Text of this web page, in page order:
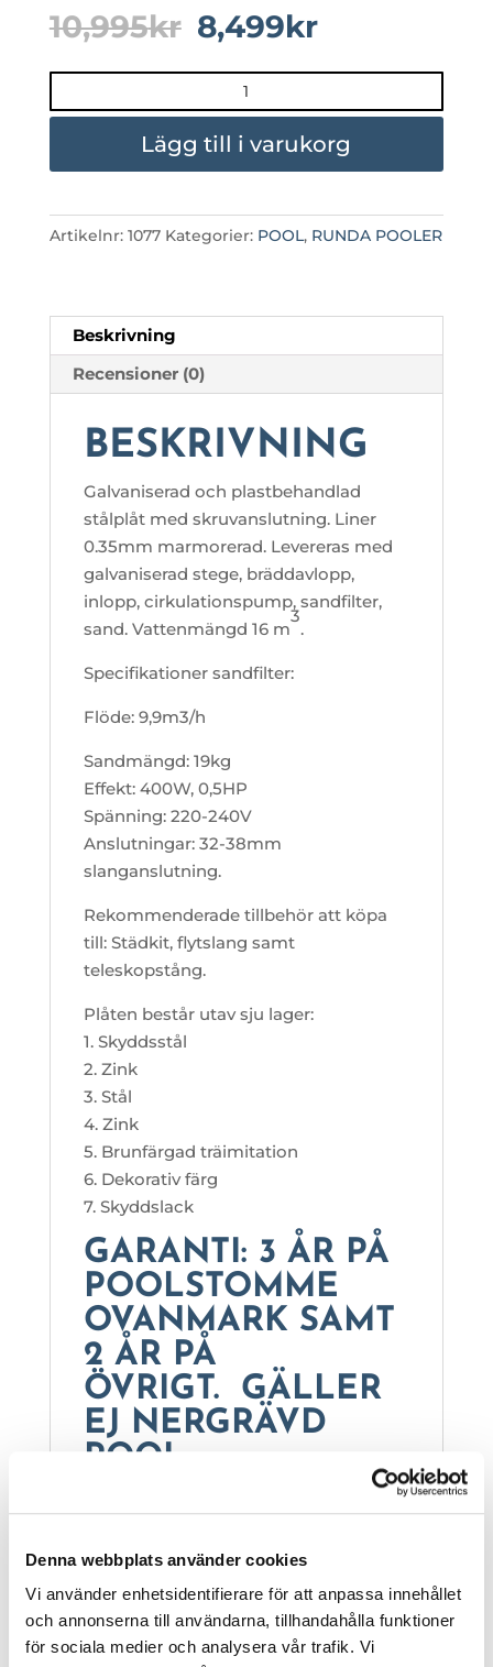
Denna webbplats använder cookies
Vi använder enhetsidentifierare för att anpassa innehållet
och annonserna till användarna, tillhandahålla funktioner
för sociala medier och analysera vår trafik. Vi
10,995kr Det
ursprungliga
priset
var:
10,995kr.
8,499krDet
priset
är:
8,499kr.
401
LUXE
M
DJUP
Lägg till i varukorg
Artikelnr: 1077 Kategorier: POOL, RUNDA POOLER
Beskrivning
Recensioner (0)
BESKRIVNING
Galvaniserad och plastbehandlad
stålplåt med skruvanslutning. Liner
0.35mm marmorerad. Levereras med
galvaniserad stege, bräddavlopp,
inlopp, cirkulationspump, sandfilter,
sand. Vattenmängd 16 m
3
.
Specifikationer sandfilter:
Flöde: 9,9m3/h
Sandmängd: 19kg
Effekt: 400W, 0,5HP
Spänning: 220-240V
Anslutningar: 32-38mm
slanganslutning.
Rekommenderade tillbehör att köpa
till: Städkit, flytslang samt
teleskopstång.
Plåten består utav sju lager:
1. Skyddsstål
2. Zink
3. Stål
4. Zink
5. Brunfärgad träimitation
6. Dekorativ färg
7. Skyddslack
GARANTI: 3 ÅR PÅ
POOLSTOMME
OVANMARK SAMT
2 ÅR PÅ
ÖVRIGT. GÄLLER
EJ NERGRÄVD
POOL.